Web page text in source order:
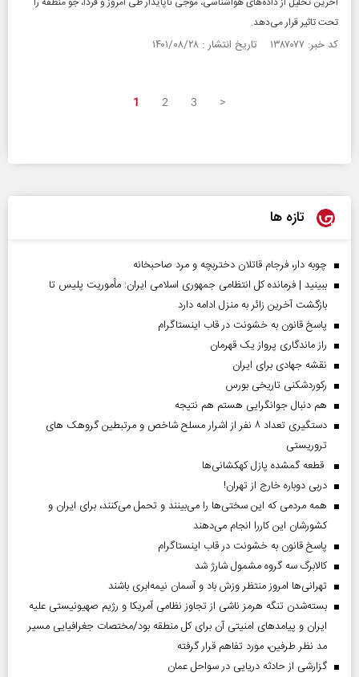
تحت تاثیر قرار می‌دهد.
کد خبر: ۱۳۸۷۰۷۷ تاریخ انتشار : ۱۴۰۱/۰۸/۲۸
1 2 3 >
تازه ها
چوبه دار، فرجام قاتلان دختربچه و مرد صاحبخانه
ببینید | فرمانده کل انتظامی جمهوری اسلامی ایران­: مأموریت پلیس تا
بازگشت آخرین زائر به منزل ادامه دارد
پاسخ قانون به خشونت در قاب اینستاگرام
راز ماندگاری پرواز یک قهرمان
نقشه جهادی برای ایران
رکوردشکنی تاریخی بورس
هم دنبال جوانگرایی هستم هم نتیجه
دستگیری تعداد ۸ نفر از اشرار مسلح شاخص و مرتبطین گروهک های
تروریستی
قطعه گمشده پازل کهکشانی‌ها
دربی دوباره خارج از تهران!
همه مردمی که این سختی‌ها را می‌بینند و تحمل می‌کنند، برای ایران و
کشورشان این کاررا انجام می‌دهند
پاسخ قانون به خشونت در قاب اینستاگرام
کالابرگ سه گروه مشمول شارژ شد
تهرانی‌ها امروز منتظر وزش باد و آسمان نیمه‌ابری باشند
بسته‌شدن تنگه هرمز ناشی از تجاوز نظامی آمریکا و رژیم صهیونیستی علیه
ایران و پیامد‌های امنیتی آن برای کل منطقه بود/مختصات جغرافیایی مسیر
مد نظر طرفین، مورد تفاهم قرار گرفته
گزارشی از حادثه دریایی در سواحل عمان